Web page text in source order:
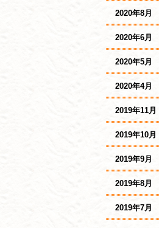
2020年8月
2020年6月
2020年5月
2020年4月
2019年11月
2019年10月
2019年9月
2019年8月
2019年7月